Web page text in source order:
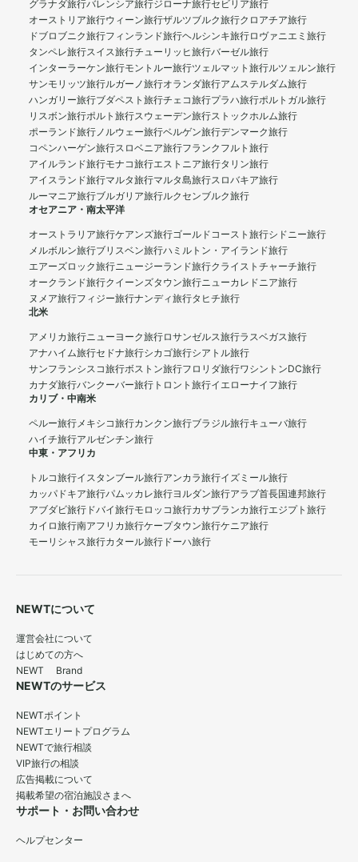
グラナダ旅行バレンシア旅行ジローナ旅行セビリア旅行
オーストリア旅行ウィーン旅行ザルツブルク旅行クロアチア旅行
ドブロブニク旅行フィンランド旅行ヘルシンキ旅行ロヴァニエミ旅行
タンペレ旅行スイス旅行チューリッヒ旅行バーゼル旅行
インターラーケン旅行モントルー旅行ツェルマット旅行ルツェルン旅行
サンモリッツ旅行ルガーノ旅行オランダ旅行アムステルダム旅行
ハンガリー旅行ブダペスト旅行チェコ旅行プラハ旅行ポルトガル旅行
リスボン旅行ポルト旅行スウェーデン旅行ストックホルム旅行
ポーランド旅行ノルウェー旅行ベルゲン旅行デンマーク旅行
コペンハーゲン旅行スロベニア旅行フランクフルト旅行
アイルランド旅行モナコ旅行エストニア旅行タリン旅行
アイスランド旅行マルタ旅行マルタ島旅行スロバキア旅行
ルーマニア旅行ブルガリア旅行ルクセンブルク旅行
オセアニア・南太平洋
オーストラリア旅行ケアンズ旅行ゴールドコースト旅行シドニー旅行
メルボルン旅行ブリスベン旅行ハミルトン・アイランド旅行
エアーズロック旅行ニュージーランド旅行クライストチャーチ旅行
オークランド旅行クイーンズタウン旅行ニューカレドニア旅行
ヌメア旅行フィジー旅行ナンディ旅行タヒチ旅行
北米
アメリカ旅行ニューヨーク旅行ロサンゼルス旅行ラスベガス旅行
アナハイム旅行セドナ旅行シカゴ旅行シアトル旅行
サンフランシスコ旅行ボストン旅行フロリダ旅行ワシントンDC旅行
カナダ旅行バンクーバー旅行 トロント旅行イエローナイフ旅行
カリブ・中南米
ペルー旅行メキシコ旅行カンクン旅行ブラジル旅行キューバ旅行
ハイチ旅行アルゼンチン旅行
中東・アフリカ
トルコ旅行イスタンブール旅行アンカラ旅行イズミール旅行
カッパドキア旅行パムッカレ旅行ヨルダン旅行アラブ首長国連邦旅行
アブダビ旅行 ドバイ旅行モロッコ旅行カサブランカ旅行エジプト旅行
カイロ旅行南アフリカ旅行ケープタウン旅行ケニア旅行
モーリシャス旅行カタール旅行 ドーハ旅行
NEWTについて
運営会社について
はじめての方へ
NEWT Brand
NEWTのサービス
NEWTポイント
NEWTエリートプログラム
NEWTで旅行相談
VIP旅行の相談
広告掲載について
掲載希望の宿泊施設さまへ
サポート・お問い合わせ
ヘルプセンター